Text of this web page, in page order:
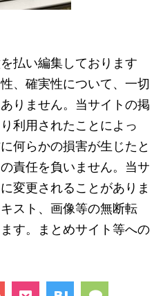
払い編集しております
、確実性について、一切
りません。当サイトの掲
利用されたことによっ
何らかの損害が生じたと
責任を負いません。当サ
変更されることがありま
スト、画像等の無断転
す。まとめサイト等への